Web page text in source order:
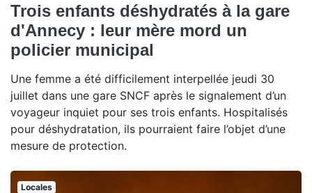
Trois enfants déshydratés à la gare
d'Annecy : leur mère mord un
policier municipal
Une femme a été difficilement interpellée jeudi 30
juillet dans une gare SNCF après le signalement d’un
voyageur inquiet pour ses trois enfants. Hospitalisés
pour déshydratation, ils pourraient faire l’objet d’une
mesure de protection.
Locales